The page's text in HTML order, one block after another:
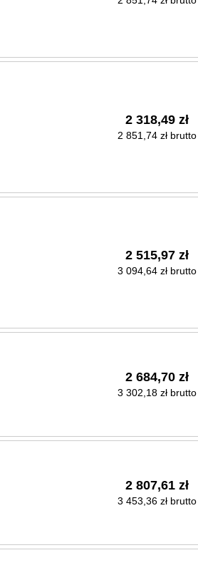
2 318,49 zł
2 851,74 zł brutto
2 515,97 zł
3 094,64 zł brutto
2 684,70 zł
3 302,18 zł brutto
2 807,61 zł
3 453,36 zł brutto